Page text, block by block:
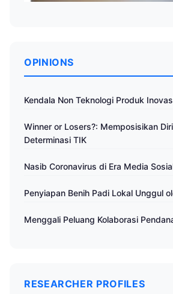
OPINIONS
Kendala Non Teknologi Produk
Winner or Losers?: Memposisikan
Determinasi TIK
Nasib Coronavirus di Era Media
Penyiapan Benih Padi Lokal Unggul
Menggali Peluang Kolaborasi
RESEARCHER PROFILES